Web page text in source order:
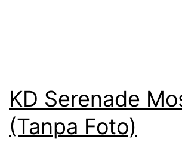
KD Serenade
(Tanpa Foto)